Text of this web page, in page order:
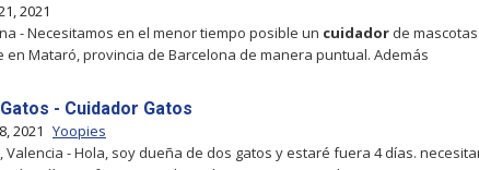
2021
- Necesitamos en el menor tiempo posible un cuidador de mascotas
en Mataró, provincia de Barcelona de manera puntual. Además
- Cuidador Gatos
2021 Yoopies
Valencia - Hola, soy dueña de dos gatos y estaré fuera 4 días.